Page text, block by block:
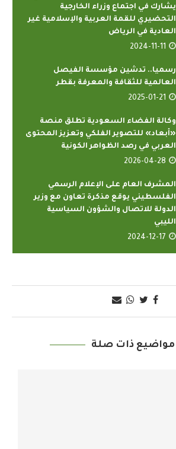
يشارك في اجتماع وزراء الخارجية
التحضيري للقمة العربية والإسلامية غير
العادية في الرياض
2024-11-11
رسميا.. تدشين مؤسسة الفيصل
العالمية للثقافة والمعرفة بقطر
2025-01-21
وكالة الفضاء السعودية تطلق منصة
«أبعاد» للتصوير الفلكي وتعزيز المحتوى
العربي في رصد الظواهر الكونية
2026-04-28
المشرف العام على الإعلام الرسمي
الفلسطيني يوقع مذكرة تعاون مع وزير
الدولة للاتصال والشؤون السياسية
الليبي
2024-12-17
مواضيع ذات صلة